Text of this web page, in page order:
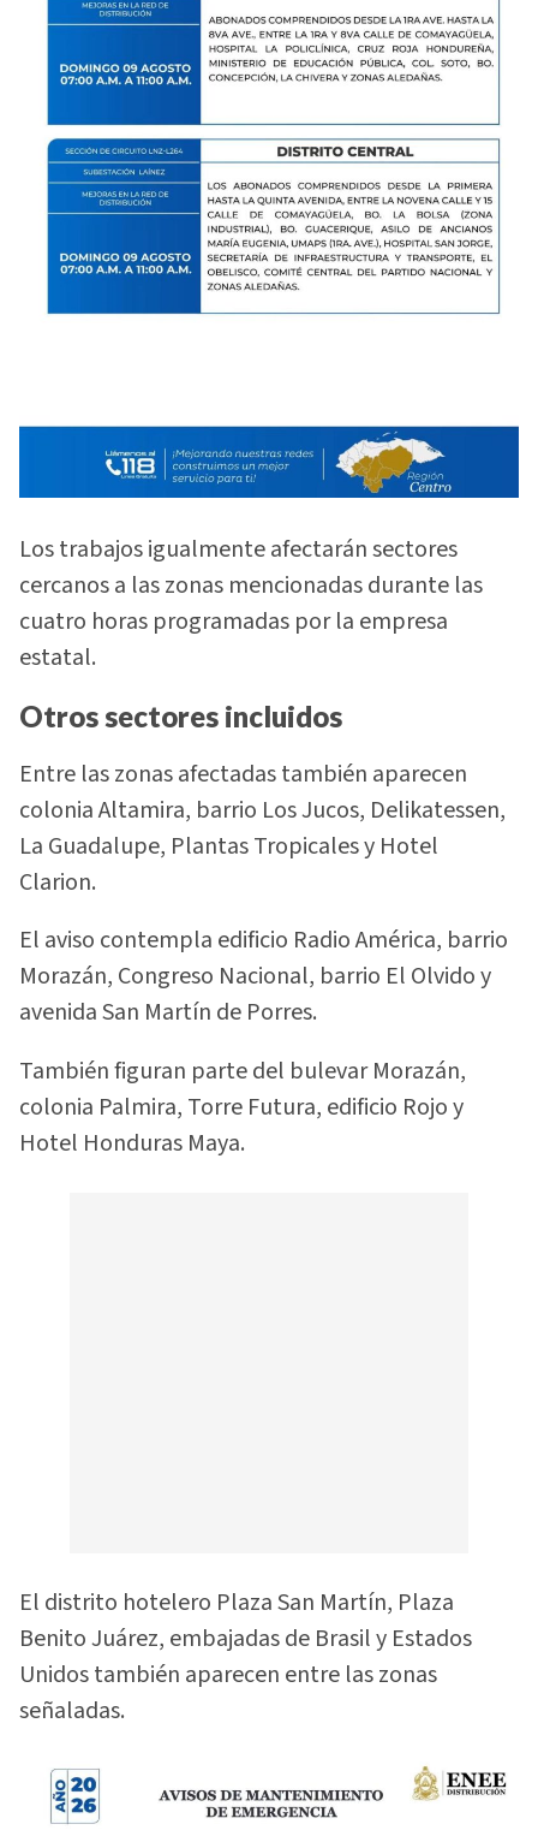
Los trabajos igualmente afectarán sectores
cercanos a las zonas mencionadas durante las
cuatro horas programadas por la empresa
estatal.
Otros sectores incluidos
Entre las zonas afectadas también aparecen
colonia Altamira, barrio Los Jucos, Delikatessen,
La Guadalupe, Plantas Tropicales y Hotel
Clarion.
El aviso contempla edificio Radio América, barrio
Morazán, Congreso Nacional, barrio El Olvido y
avenida San Martín de Porres.
También figuran parte del bulevar Morazán,
colonia Palmira, Torre Futura, edificio Rojo y
Hotel Honduras Maya.
El distrito hotelero Plaza San Martín, Plaza
Benito Juárez, embajadas de Brasil y Estados
Unidos también aparecen entre las zonas
señaladas.